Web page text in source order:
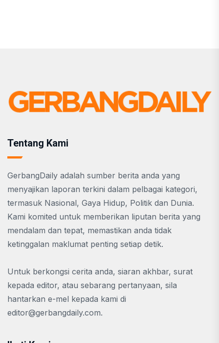
Tentang Kami
GerbangDaily adalah sumber berita anda yang
menyajikan laporan terkini dalam pelbagai kategori,
termasuk Nasional, Gaya Hidup, Politik dan Dunia.
Kami komited untuk memberikan liputan berita yang
mendalam dan tepat, memastikan anda tidak
ketinggalan maklumat penting setiap detik.
Untuk berkongsi cerita anda, siaran akhbar, surat
kepada editor, atau sebarang pertanyaan, sila
hantarkan e-mel kepada kami di
editor@gerbangdaily.com.